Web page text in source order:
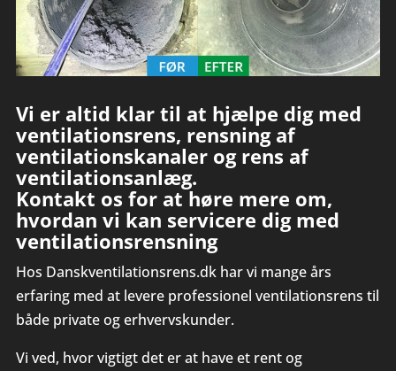
Vi er altid klar til at hjælpe dig med
ventilationsrens, rensning af
ventilationskanaler og rens af
ventilationsanlæg.
Kontakt os for at høre mere om,
hvordan vi kan servicere dig med
ventilationsrensning
Hos Danskventilationsrens.dk har vi mange års
erfaring med at levere professionel ventilationsrens til
både private og erhvervskunder.
Vi ved, hvor vigtigt det er at have et rent og